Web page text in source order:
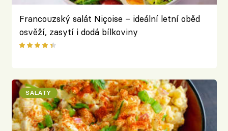
Francouzský salát Niçoise – ideální letní oběd
osvěží, zasytí i dodá bílkoviny
SALÁTY